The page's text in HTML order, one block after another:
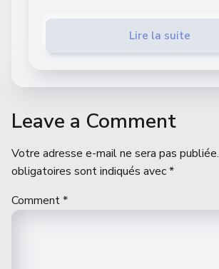
Lire la suite
Leave a Comment
Votre adresse e-mail ne sera pas publiée.
obligatoires sont indiqués avec*
Comment*